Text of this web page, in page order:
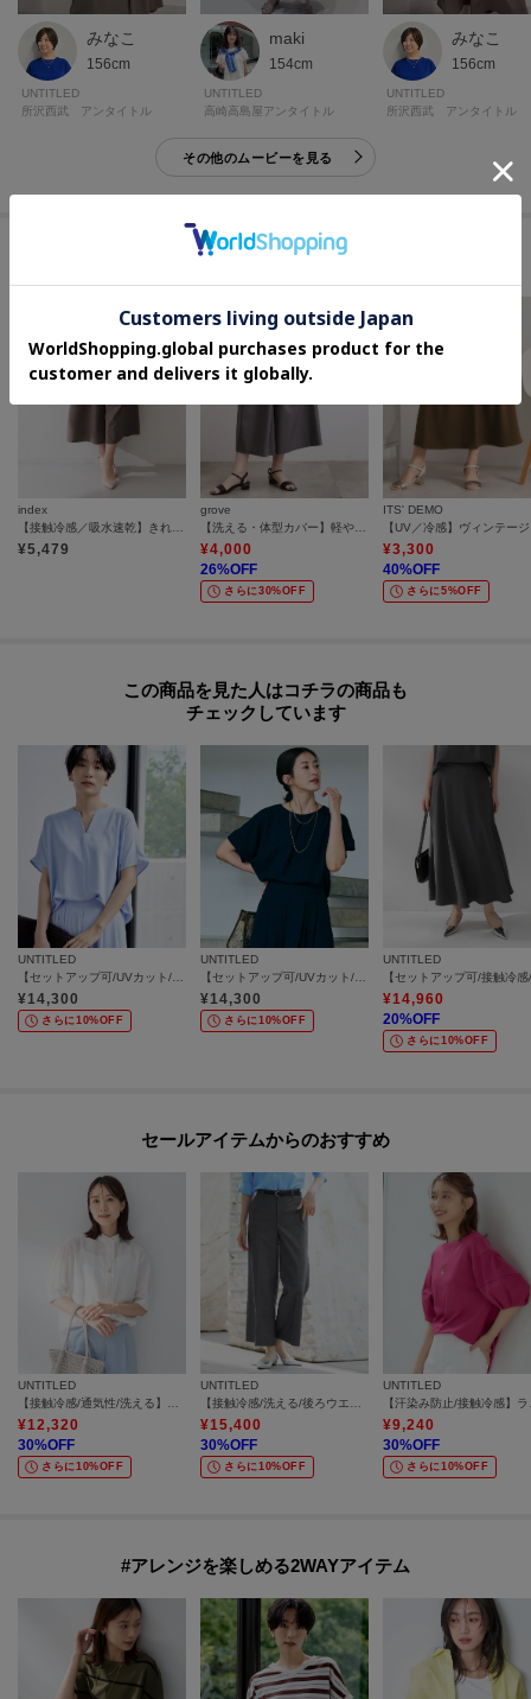
みなこ
156cm
UNTITLED
所沢西武 アンタイトル
maki
154cm
UNTITLED
高崎高島屋アンタイトル
みなこ
156cm
UNTITLED
所沢西武 アンタイトル
その他のムービーを見る
index
【接触冷感／吸水速乾】きれいめなのに楽ちんガウチョパンツ《イージーアイロン／防シワ／洗濯機OK》
¥5,479
grove
【洗える・体型カバー】軽やかすっきり見えキュロットパンツ
¥4,000
26%OFF
さらに30%OFF
ITS' DEMO
¥3,300
40%OFF
さらに5%OFF
この商品を見た人はコチラの商品も
チェックしています
UNTITLED
¥14,300
さらに10%OFF
UNTITLED
¥14,300
さらに10%OFF
UNTITLED
¥14,960
20%OFF
さらに10%OFF
セールアイテムからのおすすめ
UNTITLED
【接触冷感/通気性/洗える】スタンドカラーフリルブラウス
¥12,320
30%OFF
さらに10%OFF
UNTITLED
【接触冷感/洗える/後ろウエストゴム】オックスワイドパンツ
¥15,400
30%OFF
さらに10%OFF
UNTITLED
【汗
¥9,240
30%OFF
さらに10%OFF
#アレンジを楽しめる2WAYアイテム